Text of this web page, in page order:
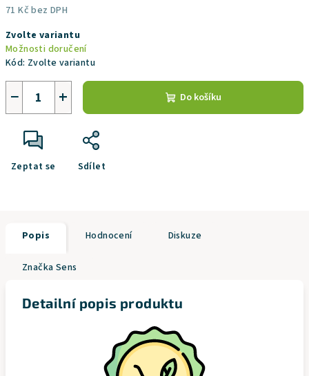
71 Kč bez DPH
cena:
Zvolte variantu
Možnosti doručení
Kód: Zvolte variantu
+
− Do košíku
Zeptat se Sdílet
Popis Hodnocení Diskuze
Značka Sens
Detailní popis produktu